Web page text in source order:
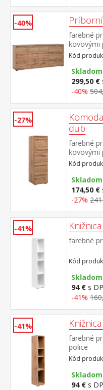
-40%
farebné
kovovými
police
Kód
Skladom
299,50 €
-40%
-27%
dub
farebné
kovovými
Kód
Skladom
174,50 €
-27%
-41%
farebné
Kód
Skladom
94 € s
-41%
-41%
farebné
police
Kód
Skladom
94 € s